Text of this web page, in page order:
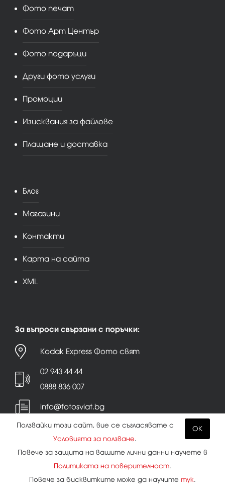
Фото печат
Фото Арт Център
Фото подаръци
Други фото услуги
Промоции
Изисквания за файлове
Плащане и доставка
Блог
Магазини
Контакти
Карта на сайта
XML
За въпроси свързани с поръчки:
Kodak Express Фото свят
02 943 44 44
0888 836 007
info@fotosviat.bg
Условия за ползване|Политика на поверителност
OK
Ползвайки този сайт, вие се съгласявате с
Условията за ползване.
Повече за защита на вашите лични данни научете в
Политиката на поверителност.
Повече за бисквитките може да научите тук.